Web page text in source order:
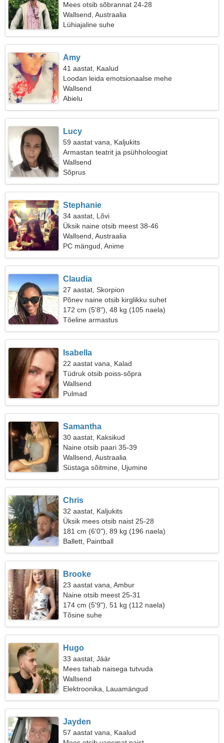
Mees otsib sõbrannat 24-28
Wallsend, Austraalia
Lühiajaline suhe
Amy
41 aastat, Kaalud
Loodan leida emotsionaalse mehe
Wallsend
Abielu
Lucy
59 aastat vana, Kaljukits
Armastan teatrit ja psühholoogiat
Wallsend
Sõprus
Stephanie
34 aastat, Lõvi
Üksik naine otsib meest 38-46
Wallsend, Austraalia
PC mängud, Anime
Claudia
27 aastat, Skorpion
Põnev naine otsib kirglikku suhet
172 cm (5'8"), 48 kg (105 naela)
Tõeline armastus
Isabella
22 aastat vana, Kalad
Tüdruk otsib poiss-sõpra
Wallsend
Pulmad
Samantha
30 aastat, Kaksikud
Naine otsib paari 35-39
Wallsend, Austraalia
Süstaga sõitmine, Ujumine
Chris
32 aastat, Kaljukits
Üksik mees otsib naist 25-28
181 cm (6'0"), 89 kg (196 naela)
Ballett, Paintball
Brooke
23 aastat vana, Ambur
Naine otsib meest 25-31
174 cm (5'9"), 51 kg (112 naela)
Tõsine suhe
Hugo
33 aastat, Jäär
Mees tahab naisega tutvuda
Wallsend
Elektroonika, Lauamängud
Jayden
57 aastat vana, Kaalud